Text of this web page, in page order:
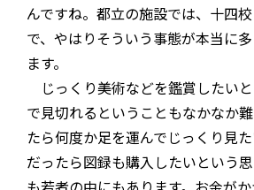
んですね。都立の施設では、十四
で、やはりそういう事態が本当に
ます。
じっくり美術などを鑑賞したい
で見切れるということもなかなか
たら何度か足を運んでじっくり見
だったら図録も購入したいという